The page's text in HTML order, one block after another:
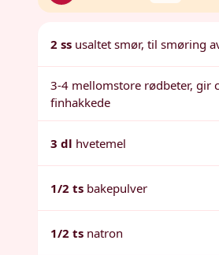
2 ss usaltet smør, til smøring
3-4 mellomstore rødbeter, gir
finhakkede
3 dl hvetemel
1/2 ts bakepulver
1/2 ts natron